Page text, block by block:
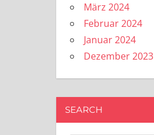
März 2024
Februar 2024
Januar 2024
Dezember 2023
SEARCH